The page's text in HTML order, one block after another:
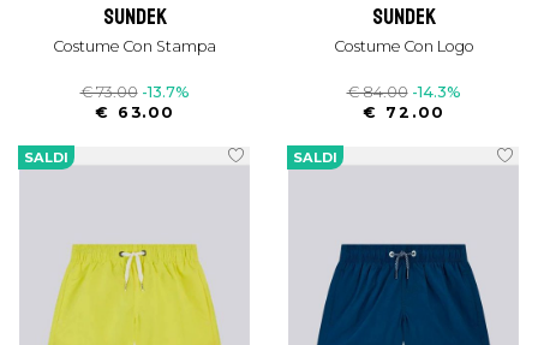
sundek
Costume Con Stampa
€ 73.00 -13.7%
€ 63.00
sundek
Costume Con Logo
€ 84.00 -14.3%
€ 72.00
SALDI SALDI